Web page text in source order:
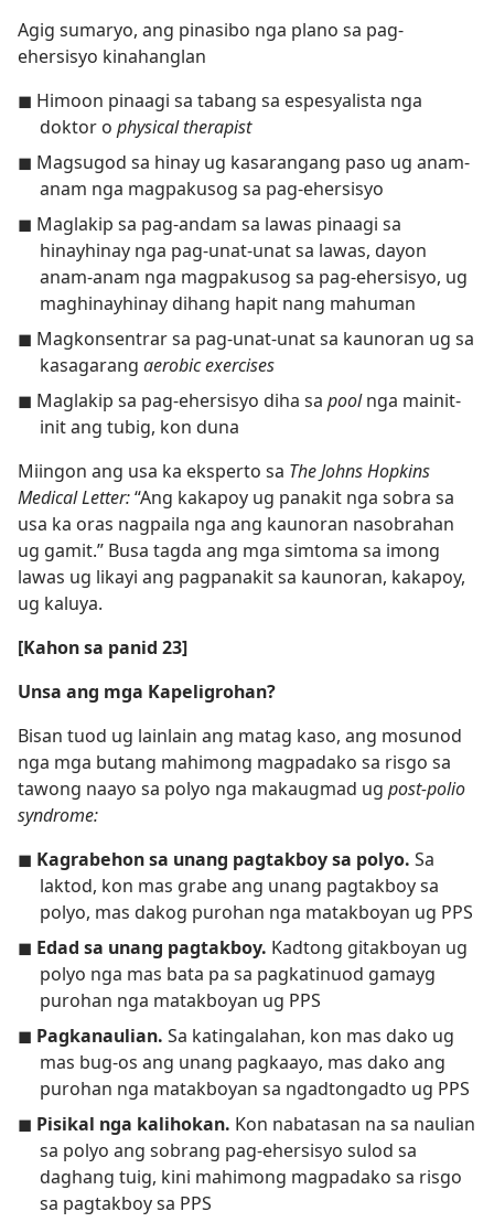
Agig sumaryo, ang pinasibo nga plano sa pag-
ehersisyo kinahanglan
◼ Himoon pinaagi sa tabang sa espesyalista nga
doktor o physical therapist
◼ Magsugod sa hinay ug kasarangang paso ug anam-
anam nga magpakusog sa pag-ehersisyo
◼ Maglakip sa pag-andam sa lawas pinaagi sa
hinayhinay nga pag-unat-unat sa lawas, dayon
anam-anam nga magpakusog sa pag-ehersisyo, ug
maghinayhinay dihang hapit nang mahuman
◼ Magkonsentrar sa pag-unat-unat sa kaunoran ug sa
kasagarang aerobic exercises
◼ Maglakip sa pag-ehersisyo diha sa poolnga mainit-
init ang tubig, kon duna
Miingon ang usa ka eksperto sa The Johns Hopkins
Medical Letter:“Ang kakapoy ug panakit nga sobra sa
usa ka oras nagpaila nga ang kaunoran nasobrahan
ug gamit.” Busa tagda ang mga simtoma sa imong
lawas ug likayi ang pagpanakit sa kaunoran, kakapoy,
ug kaluya.
[Kahon sa panid 23]
Unsa ang mga Kapeligrohan?
Bisan tuod ug lainlain ang matag kaso, ang mosunod
nga mga butang mahimong magpadako sa risgo sa
tawong naayo sa polyo nga makaugmad ug post-polio
syndrome:
◼ Kagrabehon sa unang pagtakboy sa polyo. Sa
laktod, kon mas grabe ang unang pagtakboy sa
polyo, mas dakog purohan nga matakboyan ug PPS
◼ Edad sa unang pagtakboy. Kadtong gitakboyan ug
polyo nga mas bata pa sa pagkatinuod gamayg
purohan nga matakboyan ug PPS
◼ Pagkanaulian. Sa katingalahan, kon mas dako ug
mas bug-os ang unang pagkaayo, mas dako ang
purohan nga matakboyan sa ngadtongadto ug PPS
◼ Pisikal nga kalihokan. Kon nabatasan na sa naulian
sa polyo ang sobrang pag-ehersisyo sulod sa
daghang tuig, kini mahimong magpadako sa risgo
sa pagtakboy sa PPS